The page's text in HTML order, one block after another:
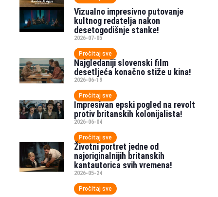
Vizualno impresivno putovanje
kultnog redatelja nakon
desetogodišnje stanke!
2026-07-05
Pročitaj sve
Najgledaniji slovenski film
desetljeća konačno stiže u kina!
2026-06-19
Pročitaj sve
Impresivan epski pogled na revolt
protiv britanskih kolonijalista!
2026-06-04
Pročitaj sve
Životni portret jedne od
najoriginalnijih britanskih
kantautorica svih vremena!
2026-05-24
Pročitaj sve